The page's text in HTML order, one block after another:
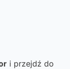
i przejdź do